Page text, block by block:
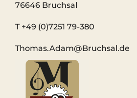
76646 Bruchsal
T +49 (0)7251 79-380
Thomas.Adam@Bruchsal.de